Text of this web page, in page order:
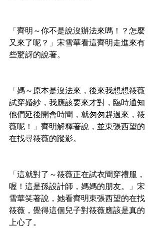
「齊明～你不是說沒辦法來嗎！？怎麼
又來了呢？」宋雪華看這齊明走進來有
些驚訝的說著。
「媽～原本是沒法來，後來我想想筱薇
試穿婚紗，我應該要來才對，臨時通知
他們延後開會時間，就匆匆趕過來，筱
薇呢！」齊明解釋著說，並東張西望的
在找尋筱薇的蹤影。
「這就對了～筱薇正在試衣間穿禮服，
喔！這是孫設計師，媽媽的朋友。」宋
雪華笑著說，她看齊明東張西望的在找
筱薇，覺得這個兒子對筱薇應該是真的
上心了。